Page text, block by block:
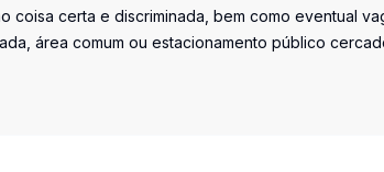
coisa certa e discriminada, bem como eventual
área comum ou estacionamento público